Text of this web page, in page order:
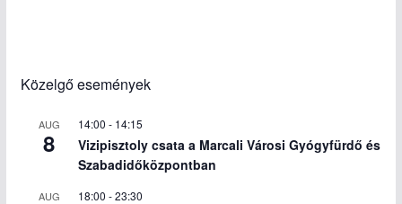
Közelgő események
AUG
8
14:00 - 14:15
Vizipisztoly csata a Marcali Városi Gyógyfürdő és
Szabadidőközpontban
AUG 18:00 -23:30